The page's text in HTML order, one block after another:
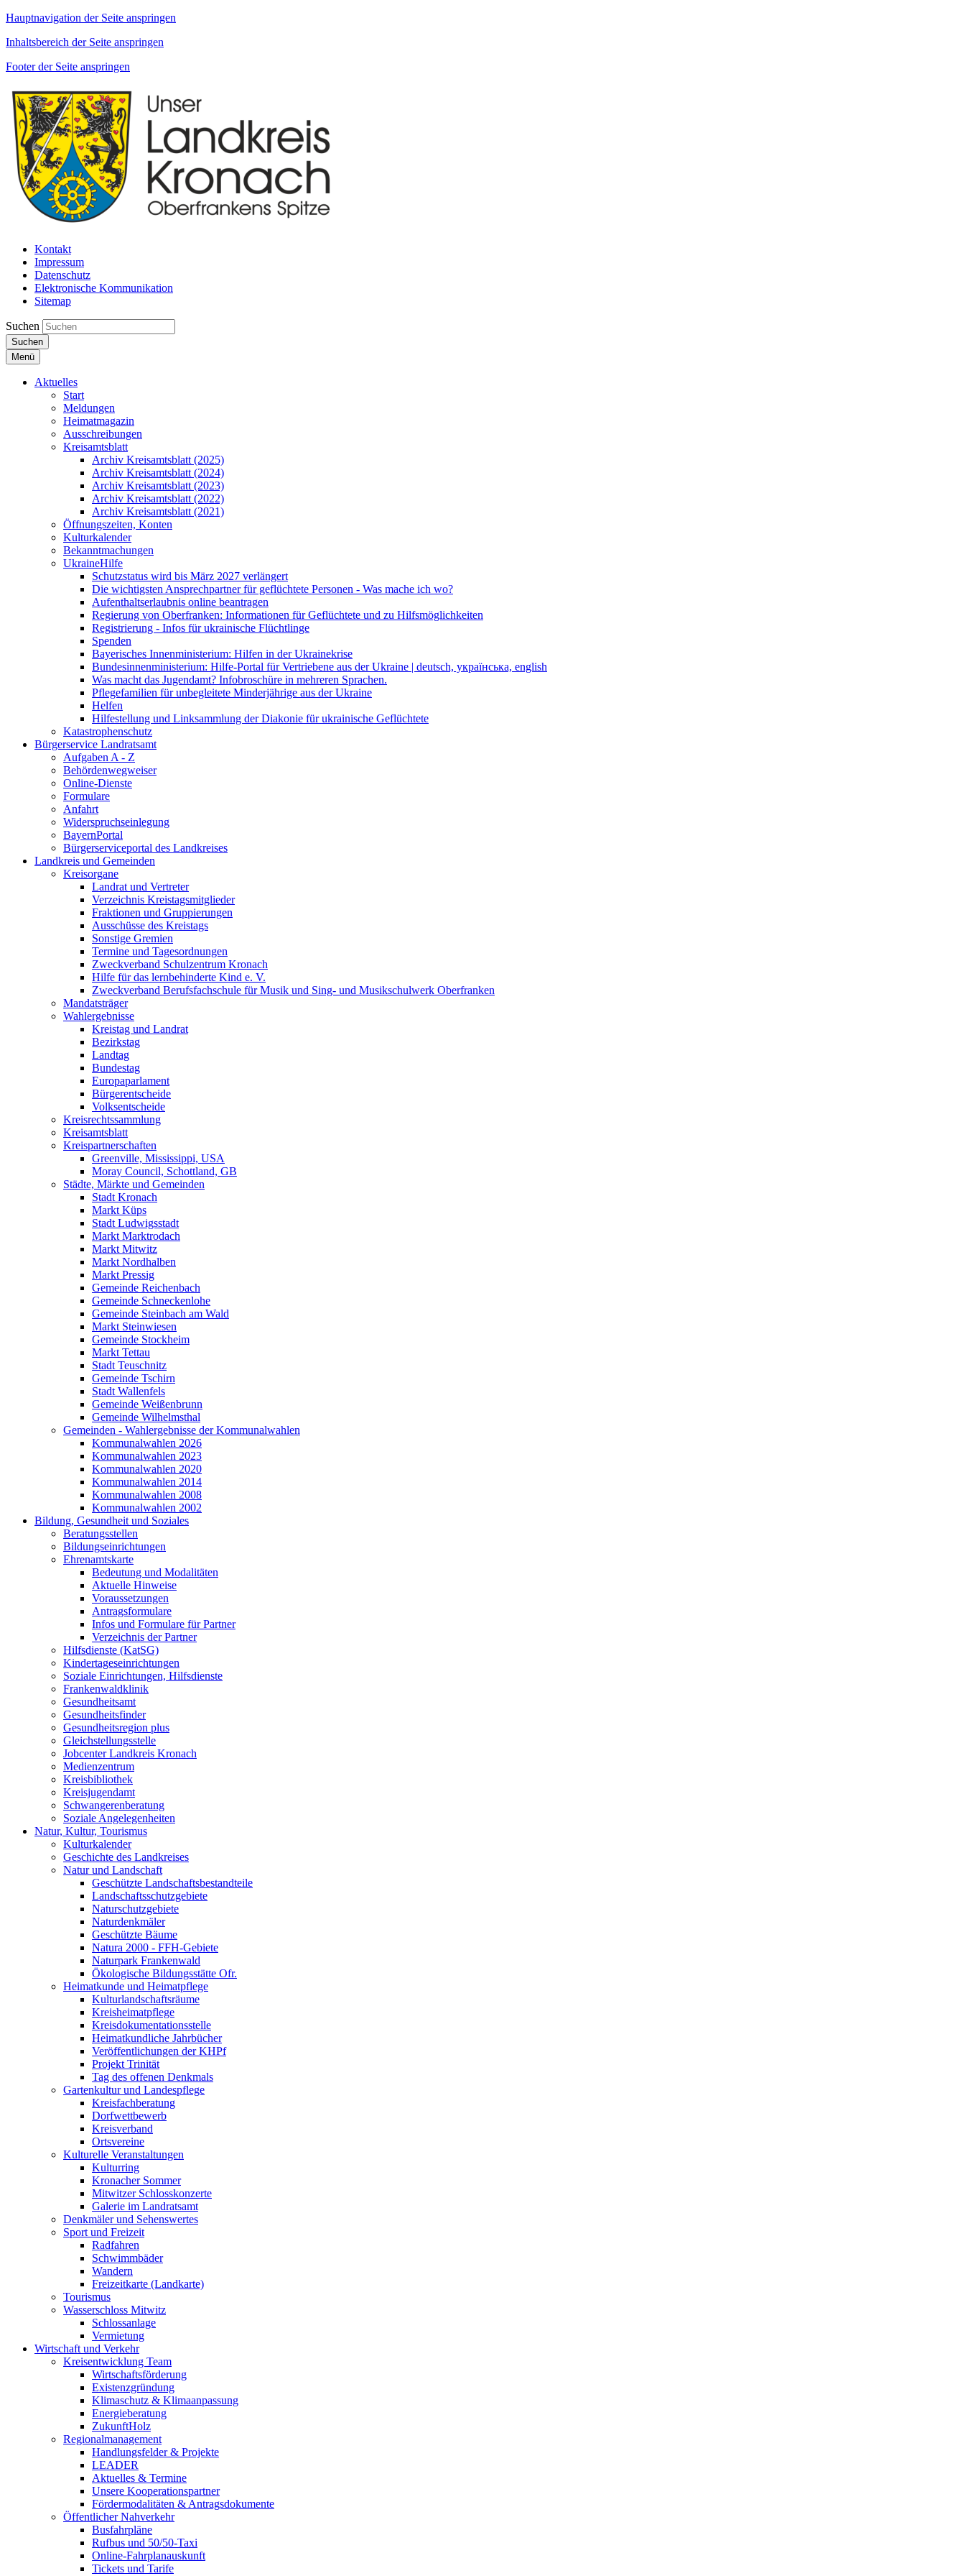
Hauptnavigation der Seite anspringen
Inhaltsbereich der Seite anspringen
Footer der Seite anspringen
Kontakt
Impressum
Datenschutz
Elektronische Kommunikation
Sitemap
Suchen
Suchen
Menü
Aktuelles
Start
Meldungen
Heimatmagazin
Ausschreibungen
Kreisamtsblatt
Archiv Kreisamtsblatt (2025)
Archiv Kreisamtsblatt (2024)
Archiv Kreisamtsblatt (2023)
Archiv Kreisamtsblatt (2022)
Archiv Kreisamtsblatt (2021)
Öffnungszeiten, Konten
Kulturkalender
Bekanntmachungen
UkraineHilfe
Schutzstatus wird bis März 2027 verlängert
Die wichtigsten Ansprechpartner für geflüchtete Personen - Was mache ich wo?
Aufenthaltserlaubnis online beantragen
Regierung von Oberfranken: Informationen für Geflüchtete und zu Hilfsmöglichkeiten
Registrierung - Infos für ukrainische Flüchtlinge
Spenden
Bayerisches Innenministerium: Hilfen in der Ukrainekrise
Bundesinnenministerium: Hilfe-Portal für Vertriebene aus der Ukraine | deutsch, українська, english
Was macht das Jugendamt? Infobroschüre in mehreren Sprachen.
Pflegefamilien für unbegleitete Minderjährige aus der Ukraine
Helfen
Hilfestellung und Linksammlung der Diakonie für ukrainische Geflüchtete
Katastrophenschutz
Bürgerservice Landratsamt
Aufgaben A - Z
Behördenwegweiser
Online-Dienste
Formulare
Anfahrt
Widerspruchseinlegung
BayernPortal
Bürgerserviceportal des Landkreises
Landkreis und Gemeinden
Kreisorgane
Landrat und Vertreter
Verzeichnis Kreistagsmitglieder
Fraktionen und Gruppierungen
Ausschüsse des Kreistags
Sonstige Gremien
Termine und Tagesordnungen
Zweckverband Schulzentrum Kronach
Hilfe für das lernbehinderte Kind e. V.
Zweckverband Berufsfachschule für Musik und Sing- und Musikschulwerk Oberfranken
Mandatsträger
Wahlergebnisse
Kreistag und Landrat
Bezirkstag
Landtag
Bundestag
Europaparlament
Bürgerentscheide
Volksentscheide
Kreisrechtssammlung
Kreisamtsblatt
Kreispartnerschaften
Greenville, Mississippi, USA
Moray Council, Schottland, GB
Städte, Märkte und Gemeinden
Stadt Kronach
Markt Küps
Stadt Ludwigsstadt
Markt Marktrodach
Markt Mitwitz
Markt Nordhalben
Markt Pressig
Gemeinde Reichenbach
Gemeinde Schneckenlohe
Gemeinde Steinbach am Wald
Markt Steinwiesen
Gemeinde Stockheim
Markt Tettau
Stadt Teuschnitz
Gemeinde Tschirn
Stadt Wallenfels
Gemeinde Weißenbrunn
Gemeinde Wilhelmsthal
Gemeinden - Wahlergebnisse der Kommunalwahlen
Kommunalwahlen 2026
Kommunalwahlen 2023
Kommunalwahlen 2020
Kommunalwahlen 2014
Kommunalwahlen 2008
Kommunalwahlen 2002
Bildung, Gesundheit und Soziales
Beratungsstellen
Bildungseinrichtungen
Ehrenamtskarte
Bedeutung und Modalitäten
Aktuelle Hinweise
Voraussetzungen
Antragsformulare
Infos und Formulare für Partner
Verzeichnis der Partner
Hilfsdienste (KatSG)
Kindertageseinrichtungen
Soziale Einrichtungen, Hilfsdienste
Frankenwaldklinik
Gesundheitsamt
Gesundheitsfinder
Gesundheitsregion plus
Gleichstellungsstelle
Jobcenter Landkreis Kronach
Medienzentrum
Kreisbibliothek
Kreisjugendamt
Schwangerenberatung
Soziale Angelegenheiten
Natur, Kultur, Tourismus
Kulturkalender
Geschichte des Landkreises
Natur und Landschaft
Geschützte Landschaftsbestandteile
Landschaftsschutzgebiete
Naturschutzgebiete
Naturdenkmäler
Geschützte Bäume
Natura 2000 - FFH-Gebiete
Naturpark Frankenwald
Ökologische Bildungsstätte Ofr.
Heimatkunde und Heimatpflege
Kulturlandschaftsräume
Kreisheimatpflege
Kreisdokumentationsstelle
Heimatkundliche Jahrbücher
Veröffentlichungen der KHPf
Projekt Trinität
Tag des offenen Denkmals
Gartenkultur und Landespflege
Kreisfachberatung
Dorfwettbewerb
Kreisverband
Ortsvereine
Kulturelle Veranstaltungen
Kulturring
Kronacher Sommer
Mitwitzer Schlosskonzerte
Galerie im Landratsamt
Denkmäler und Sehenswertes
Sport und Freizeit
Radfahren
Schwimmbäder
Wandern
Freizeitkarte (Landkarte)
Tourismus
Wasserschloss Mitwitz
Schlossanlage
Vermietung
Wirtschaft und Verkehr
Kreisentwicklung Team
Wirtschaftsförderung
Existenzgründung
Klimaschutz & Klimaanpassung
Energieberatung
ZukunftHolz
Regionalmanagement
Handlungsfelder & Projekte
LEADER
Aktuelles & Termine
Unsere Kooperationspartner
Fördermodalitäten & Antragsdokumente
Öffentlicher Nahverkehr
Busfahrpläne
Rufbus und 50/50-Taxi
Online-Fahrplanauskunft
Tickets und Tarife